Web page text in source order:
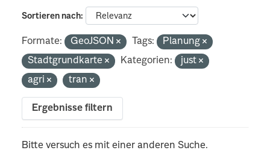
Sortieren nach
Formate: GeoJSON Tags:
Planung
Stadtgrundkarte
Kategorien:
just
agri
tran
Ergebnisse filtern
Bitte versuch es mit einer anderen Suche.